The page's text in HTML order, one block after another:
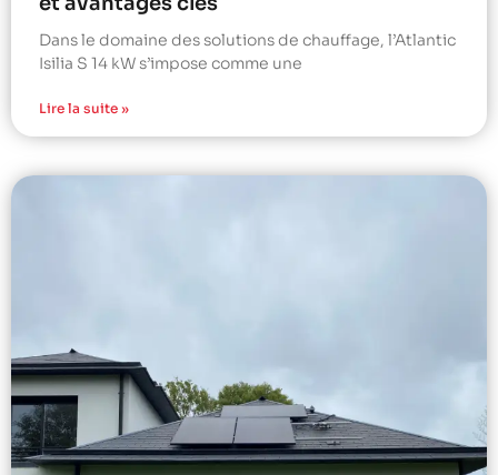
Dans le domaine des solutions de chauffage, l’Atlantic
Isilia S 14 kW s’impose comme une
Lire la suite »